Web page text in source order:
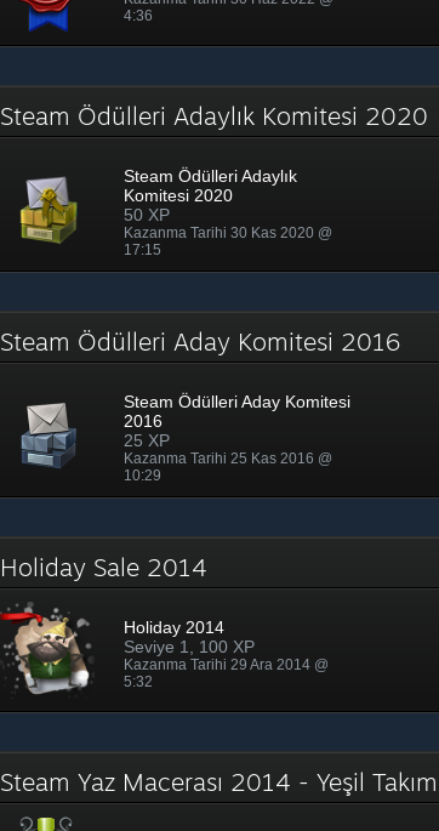
4:36
Steam Ödülleri Adaylık Komitesi 2020
Steam Ödülleri Adaylık
Komitesi 2020
50 XP
Kazanma Tarihi 30 Kas 2020 @
17:15
Steam Ödülleri Aday Komitesi 2016
Steam Ödülleri Aday Komitesi
2016
25 XP
Kazanma Tarihi 25 Kas 2016 @
10:29
Holiday Sale 2014
Holiday 2014
Seviye 1, 100 XP
Kazanma Tarihi 29 Ara 2014 @
5:32
Steam Yaz Macerası 2014 - Yeşil Takım